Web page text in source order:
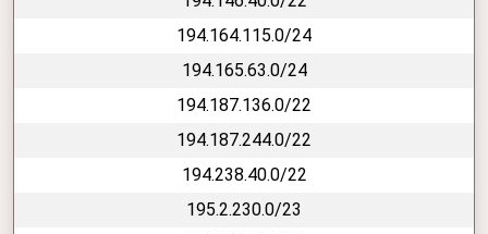
194.164.115.0/24
194.165.63.0/24
194.187.136.0/22
194.187.244.0/22
194.238.40.0/22
195.2.230.0/23